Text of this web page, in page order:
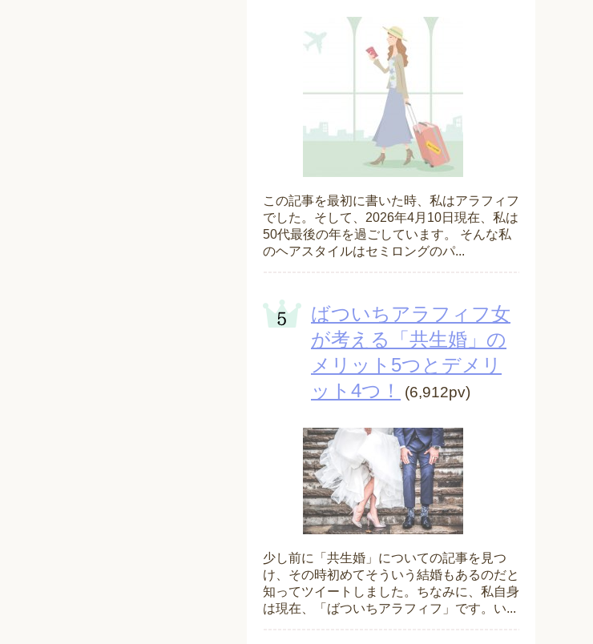
この記事を最初に書いた時、私はアラフィフ
でした。そして、2026年4月10日現在、私は
50代最後の年を過ごしています。 そんな私
のヘアスタイルはセミロングのパ...
ばついちアラフィフ女
が考える「共生婚」の
メリット5つとデメリ
ット4つ！
(6,912pv)
少し前に「共生婚」についての記事を見つ
け、その時初めてそういう結婚もあるのだと
知ってツイートしました。ちなみに、私自身
は現在、「ばついちアラフィフ」です。い...